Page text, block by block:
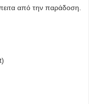
από την παράδοση.